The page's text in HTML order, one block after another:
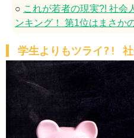
○ これが若者の現実?! 社会
ンキング！ 第1位はまさか
学生よりもツライ?! 社